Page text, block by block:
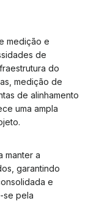
medição e
de
do
medição de
de alinhamento
uma ampla
manter a
garantindo
e
se pela